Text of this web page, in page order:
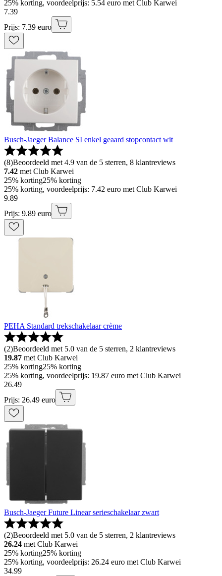
25% korting, voordeelprijs: 5.54 euro met Club Karwei
7.39
Prijs: 7.39 euro
Busch-Jaeger Balance SI enkel geaard stopcontact wit
(8)Beoordeeld met 4.9 van de 5 sterren, 8 klantreviews
7.42 met Club Karwei
25% korting25% korting
25% korting, voordeelprijs: 7.42 euro met Club Karwei
9.89
Prijs: 9.89 euro
PEHA Standard trekschakelaar crème
(2)Beoordeeld met 5.0 van de 5 sterren, 2 klantreviews
19.87 met Club Karwei
25% korting25% korting
25% korting, voordeelprijs: 19.87 euro met Club Karwei
26.49
Prijs: 26.49 euro
Busch-Jaeger Future Linear serieschakelaar zwart
(2)Beoordeeld met 5.0 van de 5 sterren, 2 klantreviews
26.24 met Club Karwei
25% korting25% korting
25% korting, voordeelprijs: 26.24 euro met Club Karwei
34.99